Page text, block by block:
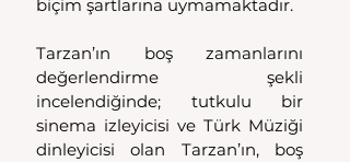
biçim şartlarına uymamaktadır.
Tarzan’ın boş zamanlarını
değerlendirme şekli
incelendiğinde; tutkulu bir
sinema izleyicisi ve Türk Müziği
dinleyicisi olan Tarzan’ın, boş